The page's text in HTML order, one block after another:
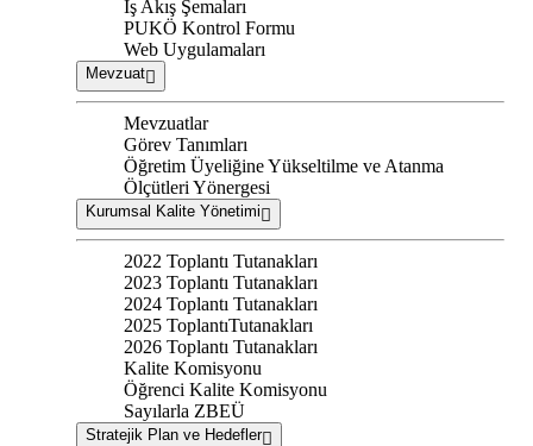
İş Akış Şemaları
PUKÖ Kontrol Formu
Web Uygulamaları
Mevzuat
Mevzuatlar
Görev Tanımları
Öğretim Üyeliğine Yükseltilme ve Atanma
Ölçütleri Yönergesi
Kurumsal Kalite Yönetimi
2022 Toplantı Tutanakları
2023 Toplantı Tutanakları
2024 Toplantı Tutanakları
2025 ToplantıTutanakları
2026 Toplantı Tutanakları
Kalite Komisyonu
Öğrenci Kalite Komisyonu
Sayılarla ZBEÜ
Stratejik Plan ve Hedefler